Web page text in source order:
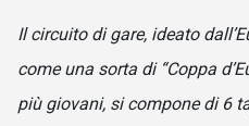
Il circuito di gare, ideato
come una sorta di “Coppa
più giovani, si compone di 6